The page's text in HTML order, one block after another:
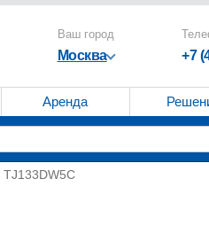
Ваш город
Москва +7
Аренда
TJ133DW5C